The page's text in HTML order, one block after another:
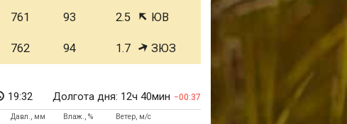
761 93 2.5 ЮВ
762 94 1.7 ЗЮЗ
19:32 Долгота дня: 12ч 40мин 00:37
Давл., мм Влаж., % Ветер, м/с